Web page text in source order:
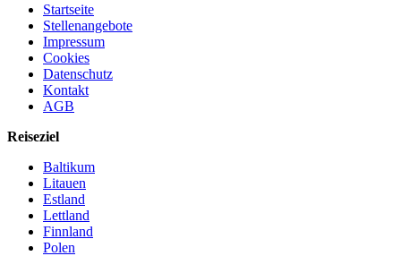
Startseite
Stellenangebote
Impressum
Cookies
Datenschutz
Kontakt
AGB
Reiseziel
Baltikum
Litauen
Estland
Lettland
Finnland
Polen